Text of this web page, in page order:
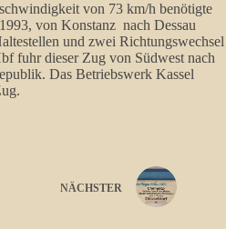
von 73 km/h benötigte
von Konstanz nach Dessau
und zwei Richtungswechsel
fuhr dieser Zug von Südwest nach
Das Betriebswerk Kassel
NÄCHSTER